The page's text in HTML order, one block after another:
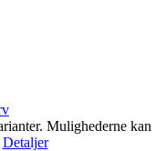
Mulighederne kan
Detaljer